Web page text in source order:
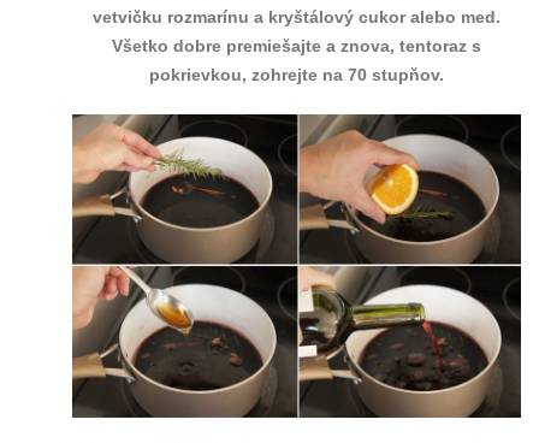
vetvičku rozmarínu a kryštálový cukor alebo med.
Všetko dobre premiešajte a znova, tentoraz s
pokrievkou, zohrejte na 70 stupňov.